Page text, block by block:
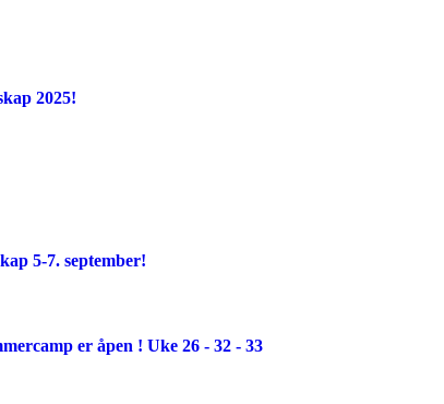
2025!
5-7. september!
er åpen ! Uke 26 - 32 - 33